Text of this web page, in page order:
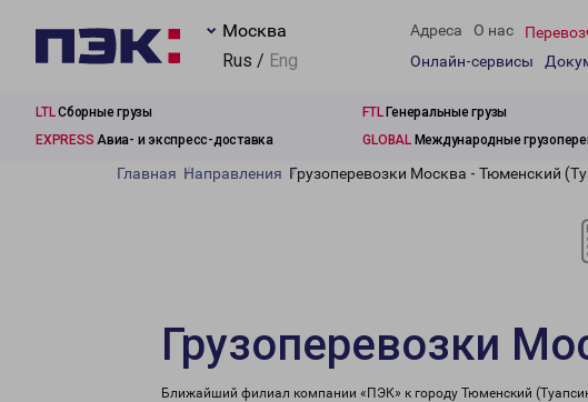
Москва
Rus / Eng
Адреса О нас
Онлайн-сервисы
LTLСборные грузы FTLГенеральные грузы
EXPRESS Авиа- и экспресс-доставка GLOBALМеждународные
Главная Направления Грузоперевозки Москва - Тюменский
Грузоперевозки
Ближайший филиал компании «ПЭК» к городу Тюменский